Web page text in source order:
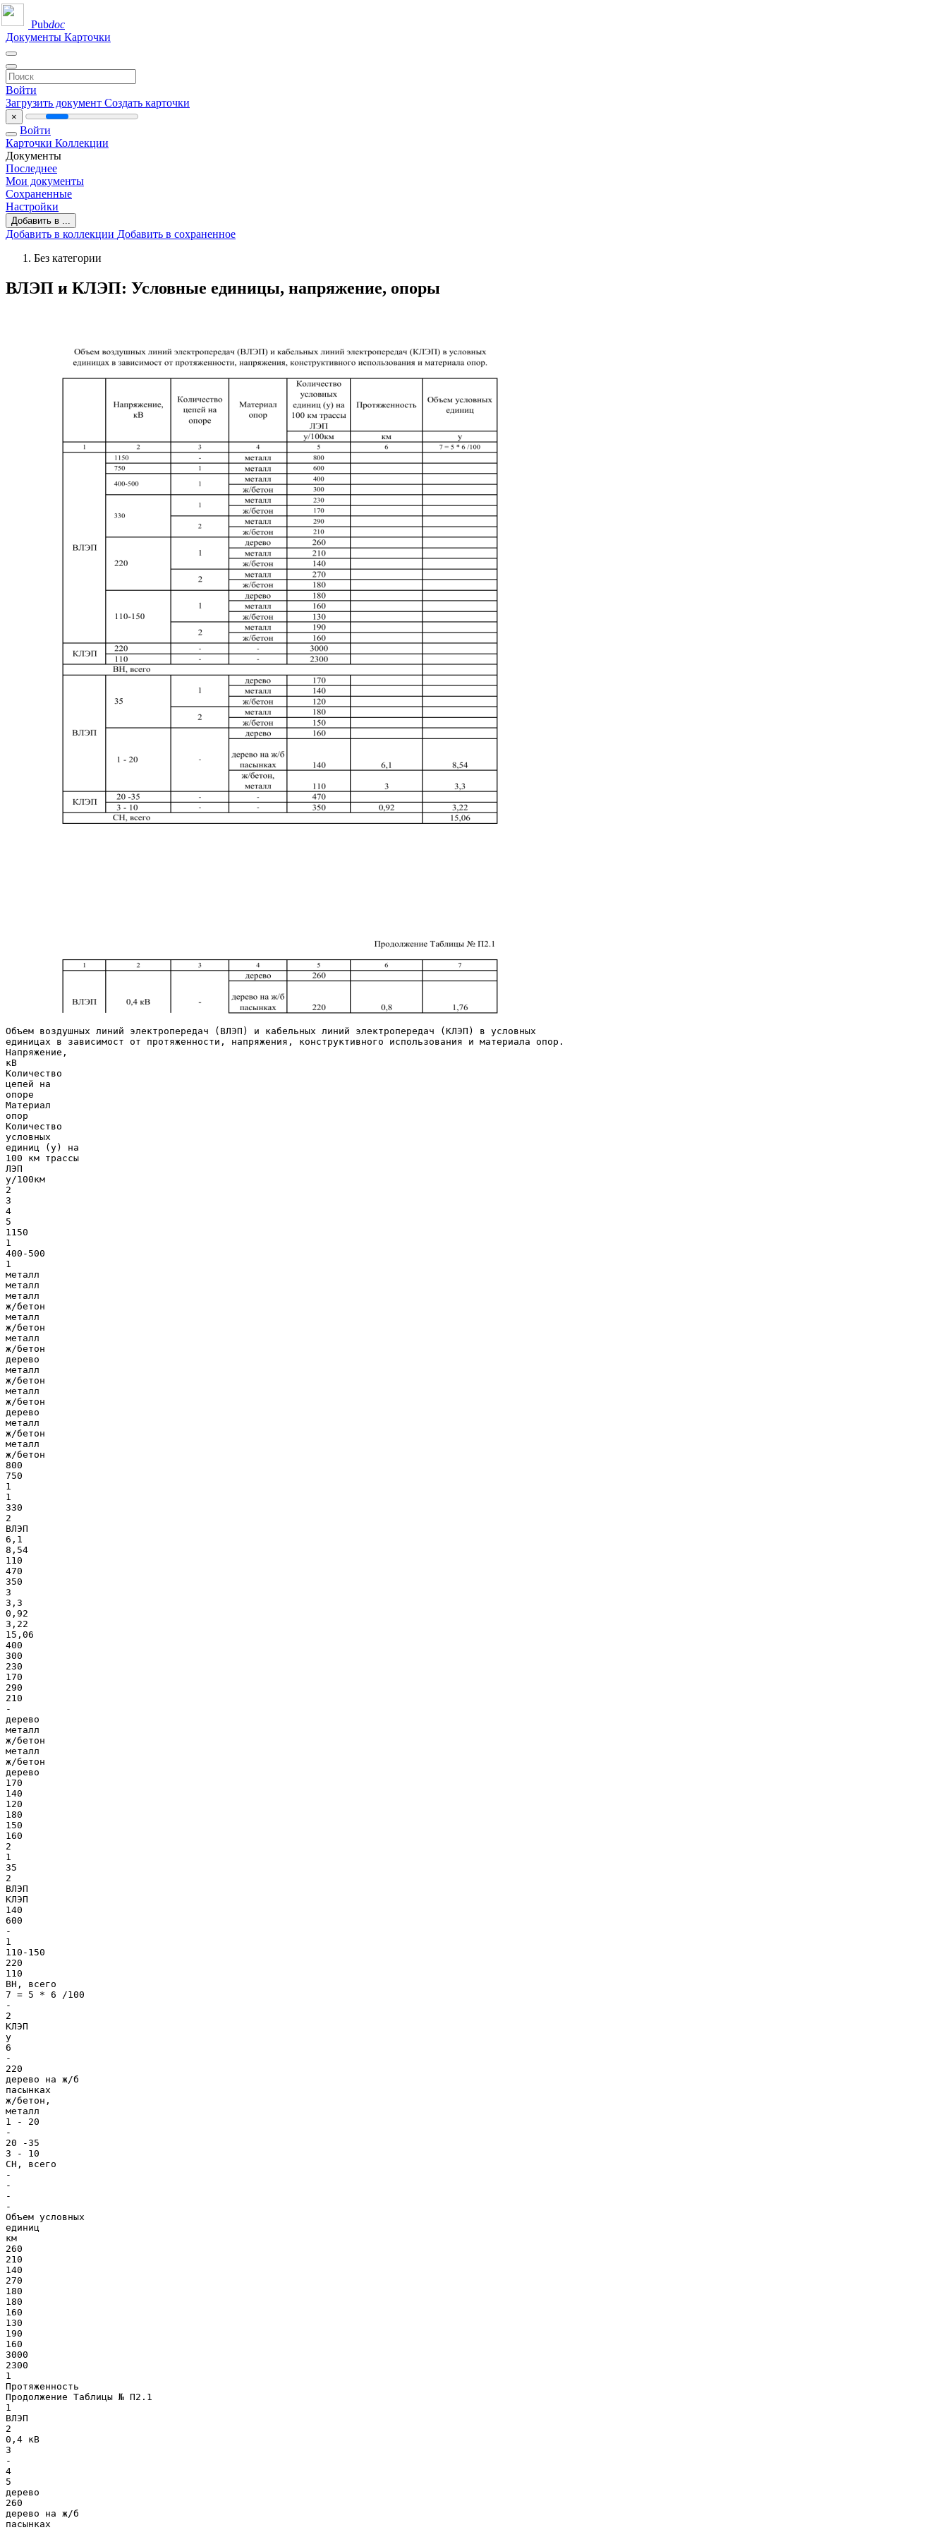
Pubdoc
Документы Карточки
Войти
Загрузить документ Создать карточки
×
Войти
Карточки Коллекции
Документы
Последнее
Мои документы
Сохраненные
Настройки
Добавить в ...
Добавить в коллекции Добавить в сохраненное
Без категории
ВЛЭП и КЛЭП: Условные единицы, напряжение, опоры
Объем воздушных линий электропередач (ВЛЭП) и кабельных линий электропередач (КЛЭП) в условных
единицах в зависимост от протяженности, напряжения, конструктивного использования и материала опор.
Напряжение,
кВ
Количество
цепей на
опоре
Материал
опор
Количество
условных
единиц (у) на
100 км трассы
ЛЭП
у/100км
2
3
4
5
1150
1
400-500
1
металл
металл
металл
ж/бетон
металл
ж/бетон
металл
ж/бетон
дерево
металл
ж/бетон
металл
ж/бетон
дерево
металл
ж/бетон
металл
ж/бетон
800
750
1
1
330
2
ВЛЭП
6,1
8,54
110
470
350
3
3,3
0,92
3,22
15,06
400
300
230
170
290
210
-
дерево
металл
ж/бетон
металл
ж/бетон
дерево
170
140
120
180
150
160
2
1
35
2
ВЛЭП
КЛЭП
140
600
-
1
110-150
220
110
ВН, всего
7 = 5 * 6 /100
-
2
КЛЭП
у
6
-
220
дерево на ж/б
пасынках
ж/бетон,
металл
1 - 20
-
20 -35
3 - 10
СН, всего
-
-
-
-
Объем условных
единиц
км
260
210
140
270
180
180
160
130
190
160
3000
2300
1
Протяженность
Продолжение Таблицы № П2.1
1
ВЛЭП
2
0,4 кВ
3
-
4
5
дерево
260
дерево на ж/б
пасынках